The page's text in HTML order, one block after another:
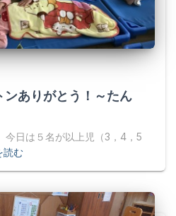
ありがとう！～たん
今日は５名が以上児（3，4，5
読む